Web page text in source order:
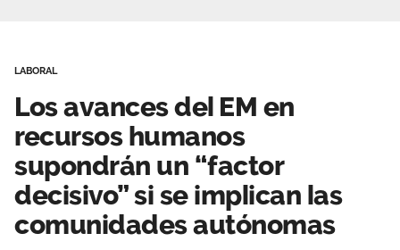
Delegados Sindicales
Estructura organizativa
Transparencia
Secciones sindicales
Servicios
Actualidad
Temas
Noticias
Contáctanos
LABORAL
Los avances del EM en
recursos humanos
supondrán un “factor
decisivo” si se implican las
comunidades autónomas